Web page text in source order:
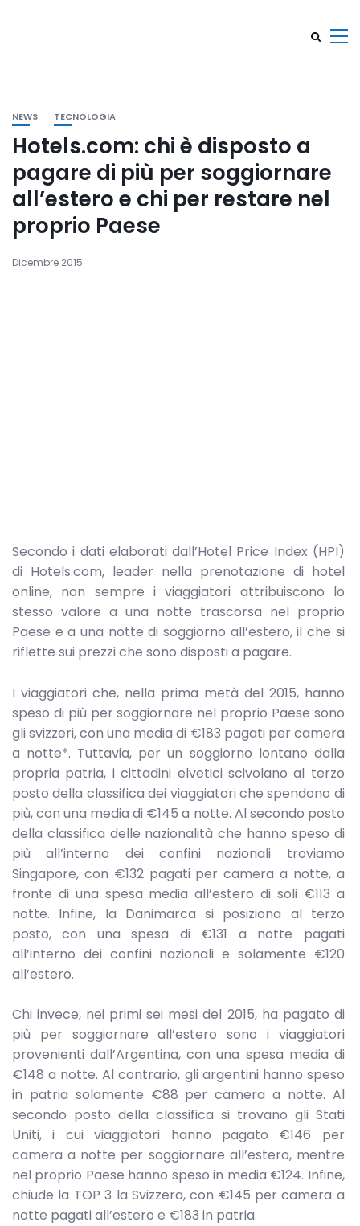
NEWS TECNOLOGIA
Hotels.com: chi è disposto a
pagare di più per soggiornare
all’estero e chi per restare nel
proprio Paese
Dicembre 2015
Secondo i dati elaborati dall’Hotel Price Index (HPI)
di Hotels.com, leader nella prenotazione di hotel
online, non sempre i viaggiatori attribuiscono lo
stesso valore a una notte trascorsa nel proprio
Paese e a una notte di soggiorno all’estero, il che si
riflette sui prezzi che sono disposti a pagare.
I viaggiatori che, nella prima metà del 2015, hanno
speso di più per soggiornare nel proprio Paese sono
gli svizzeri, con una media di €183 pagati per camera
a notte*. Tuttavia, per un soggiorno lontano dalla
propria patria, i cittadini elvetici scivolano al terzo
posto della classifica dei viaggiatori che spendono di
più, con una media di €145 a notte. Al secondo posto
della classifica delle nazionalità che hanno speso di
più all’interno dei confini nazionali troviamo
Singapore, con €132 pagati per camera a notte, a
fronte di una spesa media all’estero di soli €113 a
notte. Infine, la Danimarca si posiziona al terzo
posto, con una spesa di €131 a notte pagati
all’interno dei confini nazionali e solamente €120
all’estero.
Chi invece, nei primi sei mesi del 2015, ha pagato di
più per soggiornare all’estero sono i viaggiatori
provenienti dall’Argentina, con una spesa media di
€148 a notte. Al contrario, gli argentini hanno speso
in patria solamente €88 per camera a notte. Al
secondo posto della classifica si trovano gli Stati
Uniti, i cui viaggiatori hanno pagato €146 per
camera a notte per soggiornare all’estero, mentre
nel proprio Paese hanno speso in media €124. Infine,
chiude la TOP 3 la Svizzera, con €145 per camera a
notte pagati all’estero e €183 in patria.